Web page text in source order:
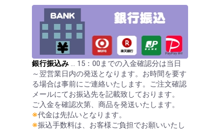
銀行振込み … 15：00までの入金確認分は当日
～翌営業日内の発送となります。お時間を要す
る場合は事前にご連絡いたします。ご注文確認
メールにてお振込先を記載致しております。
ご入金を確認次第、商品を発送いたします。
※代金は先払いとなります。
※振込手数料は、お客様ご負担でお願いいたし